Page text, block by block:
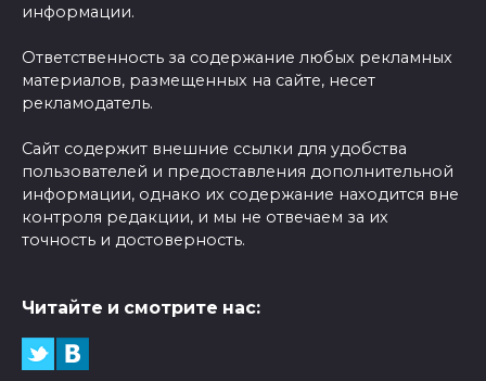
информации.
Ответственность за содержание любых рекламных
материалов, размещенных на сайте, несет
рекламодатель.
Сайт содержит внешние ссылки для удобства
пользователей и предоставления дополнительной
информации, однако их содержание находится вне
контроля редакции, и мы не отвечаем за их
точность и достоверность.
Читайте и смотрите нас: